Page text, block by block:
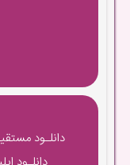
دانلـود